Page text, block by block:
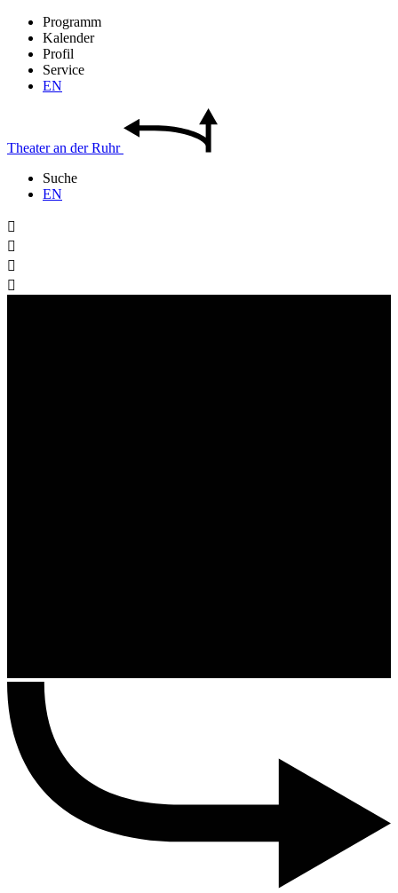
Programm
Kalender
Profil
Service
EN
Theateran derRuhr
Suche
EN



